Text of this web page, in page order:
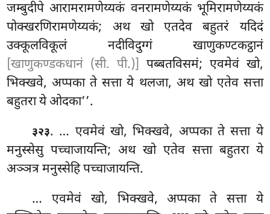
जम्बुदीपे आरामरामणेय्यकं वनरामणेय्यकं भूमिरामणेय्यकं
पोक्खरणिरामणेय्यकं; अथ खो एतदेव बहुतरं यदिदं
उक्कूलविकूलं नदीविदुग्गं खाणुकण्टकट्ठानं
[खाणुकण्डकधानं (सी. पी.)] पब्बतविसमं; एवमेवं खो,
भिक्खवे, अप्पका ते सत्ता ये थलजा, अथ खो एतेव सत्ता
बहुतरा ये ओदका’’.
३२३. … एवमेवं खो, भिक्खवे, अप्पका ते सत्ता ये
मनुस्सेसु पच्चाजायन्ति; अथ खो एतेव सत्ता बहुतरा ये
अञ्ञत्र मनुस्सेहि पच्चाजायन्ति.
… एवमेवं खो, भिक्खवे, अप्पका ते सत्ता ये